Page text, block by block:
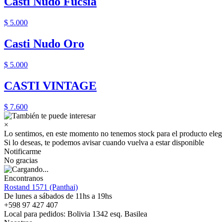
$ 5.000
Casti Nudo Oro
$ 5.000
CASTI VINTAGE
$ 7.600
×
Lo sentimos, en este momento no tenemos stock para el producto
Si lo deseas, te podemos avisar cuando vuelva a estar disponible
Notificarme
No gracias
Encontranos
Rostand 1571 (Panthai)
De lunes a sábados de 11hs a 19hs
+598 97 427 407
Local para pedidos: Bolivia 1342 esq. Basilea